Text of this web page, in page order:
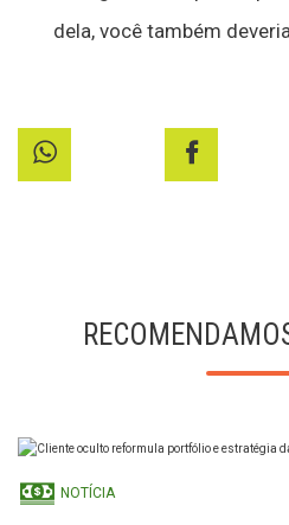
dela, você também
NOTÍCIA